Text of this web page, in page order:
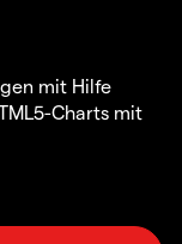
mit Hilfe
Charts mit